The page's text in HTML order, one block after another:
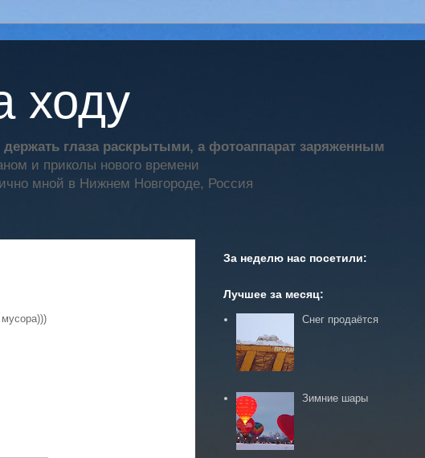
ходу
глаза раскрытыми, а фотоаппарат заряженным
и приколы нового времени
мной в Нижнем Новгороде, Россия
За неделю нас посетили:
Лучшее за месяц:
Снег продаётся
Зимние шары